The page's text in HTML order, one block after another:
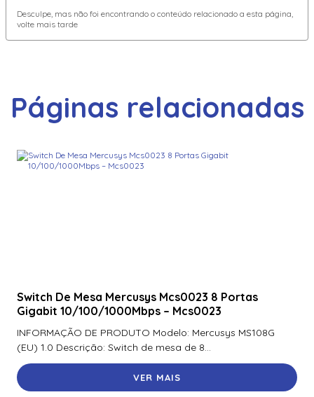
Desculpe, mas não foi encontrando o conteúdo relacionado a esta página,
volte mais tarde
Páginas relacionadas
Switch De Mesa Mercusys Mcs0023 8 Portas
Gigabit 10/100/1000Mbps – Mcs0023
INFORMAÇÃO DE PRODUTO Modelo: Mercusys MS108G
(EU) 1.0 Descrição: Switch de mesa de 8...
VER MAIS